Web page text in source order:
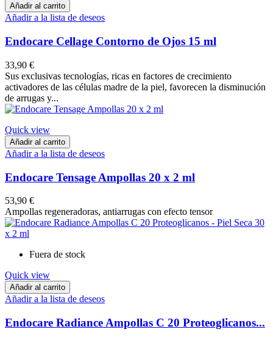
Añadir al carrito
Añadir a la lista de deseos
Endocare Cellage Contorno de Ojos 15 ml
33,90 €
Sus exclusivas tecnologías, ricas en factores de crecimiento
activadores de las células madre de la piel, favorecen la disminución
de arrugas y...
Quick view
Añadir al carrito
Añadir a la lista de deseos
Endocare Tensage Ampollas 20 x 2 ml
53,90 €
Ampollas regeneradoras, antiarrugas con efecto tensor
Fuera de stock
Quick view
Añadir al carrito
Añadir a la lista de deseos
Endocare Radiance Ampollas C 20 Proteoglicanos...